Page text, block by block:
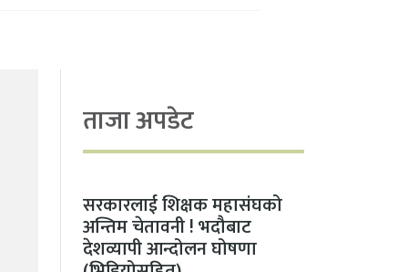
ताजा अपडेट
सरकारलाई शिक्षक महासंघको
अन्तिम चेतावनी ! भदौबाट
देशव्यापी आन्दोलन घोषणा